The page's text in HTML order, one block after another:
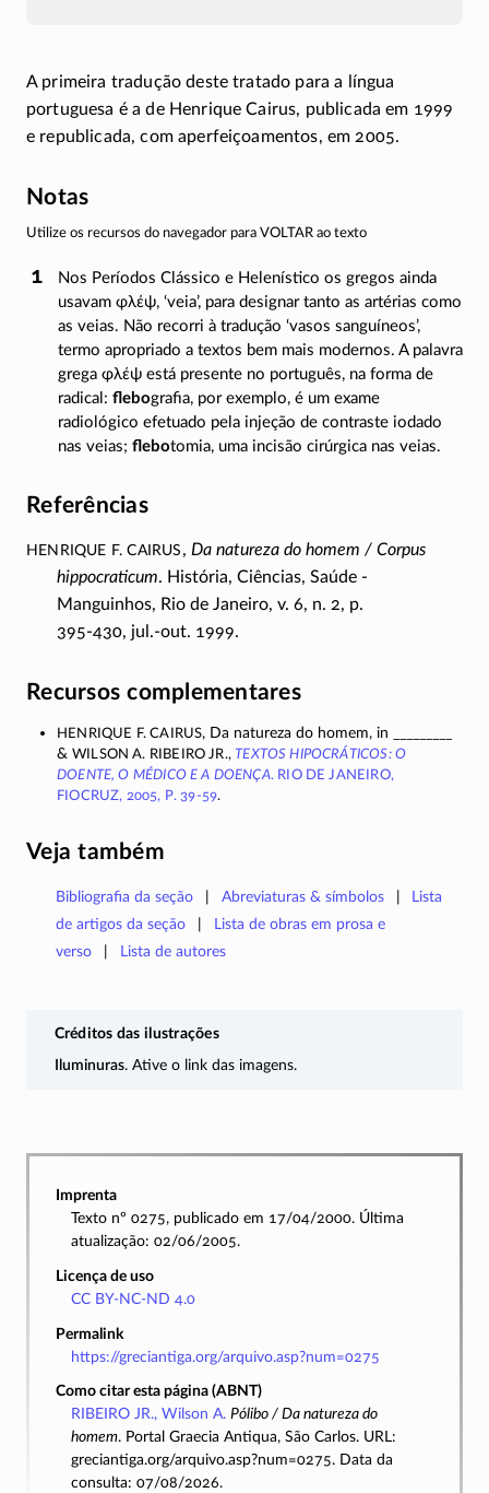
A primeira tradução deste tratado para a língua
portuguesa é a de Henrique Cairus, publicada em 1999
e republicada, com aperfeiçoamentos, em 2005.
Notas
Utilize os recursos do navegador para VOLTAR ao texto
Nos Períodos Clássico e Helenístico os gregos ainda
usavam φλέψ, ‘veia’, para designar tanto as artérias como
as veias. Não recorri à tradução ‘vasos sanguíneos’,
termo apropriado a textos bem mais modernos. A palavra
grega φλέψestá presente no português, na forma de
radical: flebografia, por exemplo, é um exame
radiológico efetuado pela injeção de contraste iodado
nas veias; flebotomia, uma incisão cirúrgica nas veias.
Referências
Henrique F. Cairus, Da natureza do homem / Corpus
hippocraticum. História, Ciências, Saúde -
Manguinhos, Rio de Janeiro, v. 6, n. 2, p.
395-430, jul.-out. 1999.
Recursos complementares
Henrique F. Cairus, Da natureza do homem, in _________
& Wilson A. Ribeiro Jr.,Textos Hipocráticos: o
doente, o médico e a doença. Rio de Janeiro,
Fiocruz, 2005, p.39-59.
Veja também
Bibliografia da seção Abreviaturas & símbolos
Lista
de artigos da seção
Lista de obras em prosa e
verso
Lista de autores
Créditos das ilustrações
Iluminuras. Ative o link das imagens.
Imprenta
Texto nº 0275, publicado em 17/04/2000. Última
atualização: 02/06/2005.
Licença de uso
CC BY-NC-ND 4.0
Permalink
https://greciantiga.org/arquivo.asp?num=0275
Como citar esta página (ABNT)
RIBEIRO JR., Wilson A. Pólibo / Da natureza do
homem. Portal Graecia Antiqua, São Carlos. URL:
greciantiga.org/arquivo.asp?num=0275. Data da
consulta: 07/08/2026.